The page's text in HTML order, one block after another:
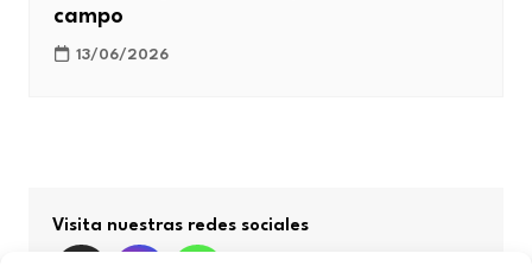
campo
13/06/2026
Visita nuestras redes sociales